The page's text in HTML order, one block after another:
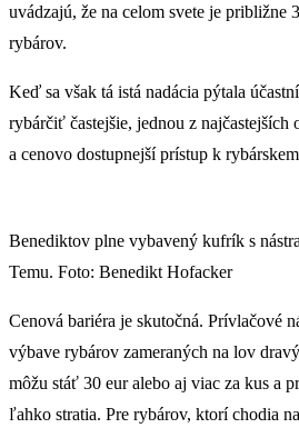
uvádzajú, že na celom svete je približne
rybárov.
Keď sa však tá istá nadácia pýtala
rybárčiť častejšie, jednou z najčastejších
a cenovo dostupnejší prístup k
Benediktov plne vybavený kufrík s
Temu. Foto: Benedikt Hofacker
Cenová bariéra je skutočná. Prívlačové
výbave rybárov zameraných na lov
môžu stáť 30 eur alebo aj viac za kus a
ľahko stratia. Pre rybárov, ktorí chodia